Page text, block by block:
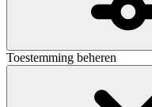
Toestemming beheren